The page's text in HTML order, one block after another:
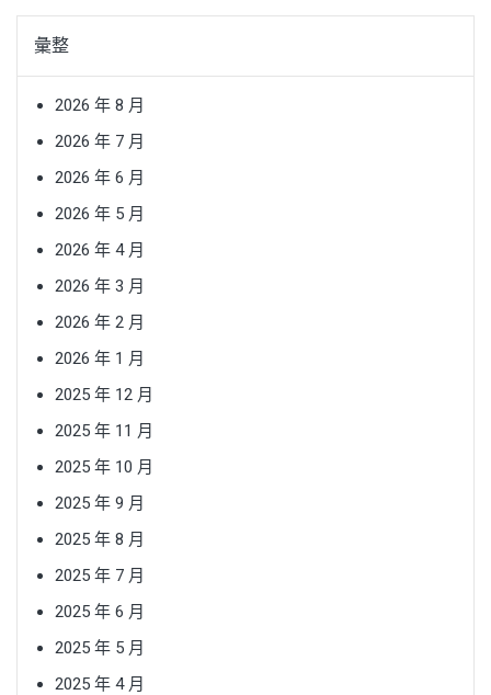
彙整
2026 年 8 月
2026 年 7 月
2026 年 6 月
2026 年 5 月
2026 年 4 月
2026 年 3 月
2026 年 2 月
2026 年 1 月
2025 年 12 月
2025 年 11 月
2025 年 10 月
2025 年 9 月
2025 年 8 月
2025 年 7 月
2025 年 6 月
2025 年 5 月
2025 年 4 月